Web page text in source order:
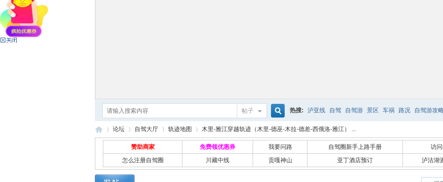
帖子
搜
索
热搜: 泸亚线 自驾 自驾游 景区 车祸 路况 自驾游攻
自 »
论坛
›
自驾大厅
›
轨迹地图
›
木里-雅江穿越轨迹（木里-德巫-木拉-德差-西俄洛-雅江） ...
赞助商家 免费领优惠券 我要问路 自驾圈新手上路手册
访
怎么注册自驾圈
川藏中线 贡嘎神山 亚丁酒店预订 泸沽湖